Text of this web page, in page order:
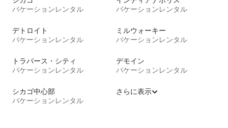
バケーションレンタル
バケーションレンタル
デトロイト
バケーションレンタル
ミルウォーキー
バケーションレンタル
トラバース・シティ
バケーションレンタル
デモイン
バケーションレンタル
シカゴ中心部
バケーションレンタル
さらに表示